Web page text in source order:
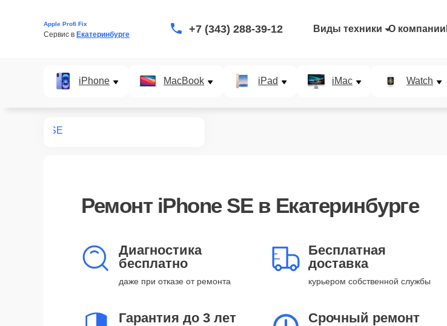
Apple Profi Fix
Сервис в Екатеринбурге +7 (343) 288-39-12 Виды техники О компании
iPhone MacBook iPad iMac Watch
SE
Ремонт iPhone SE в Екатеринбурге
Диагностика
бесплатно
даже при отказе от ремонта
Бесплатная
доставка
курьером собственной службы
Гарантия до 3 лет Срочный ремонт